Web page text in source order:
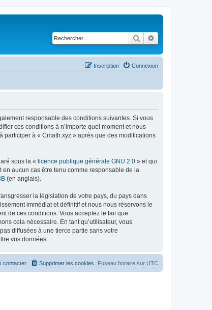
Rechercher
Connexion
Inscription
responsable des conditions suivantes. Si vous
ces conditions à n’importe quel moment et nous
à « Cmath.xyz » après que des modifications
sous la « licence publique générale GNU 2.0 » et qui
aucun cas être tenu comme responsable de la
(en anglais).
la législation de votre pays, du pays dans
immédiat et définitif et nous nous réservons le
de ces conditions. Vous acceptez le fait que
cela nécessaire. En tant qu’utilisateur, vous
diffusées à une tierce partie sans votre
vos données.
Fuseau horaire sur UTC
Supprimer les cookies
contacter